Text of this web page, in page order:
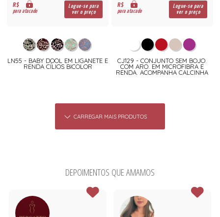
R$
para atacado
Logue-se para
ver o preço
LN55 - BABY DOOL EM LIGANETE E
RENDA CÍLIOS BICOLOR
R$
para atacado
Logue-se para
ver o preço
CJ129 - CONJUNTO SEM BOJO.
COM ARO. EM MICROFIBRA E
RENDA. ACOMPANHA CALCINHA
CARREGAR MAIS PRODUTOS
DEPOIMENTOS QUE AMAMOS